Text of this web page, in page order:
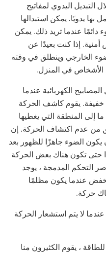
التبديل اليدوي لمفاتيح
بها يدويًا. يمكن استبدالها
عندما تريد ذلك. يمكن
إذا كنت بعيدًا عن
الخارجي وينطلق في وقته
الأشخاص في المنزل.
الكهربائية عندما
يقوم كاشف الحركة
إلى المنطقة التي يغطيها
من عدم اكتشاف الحركة. إن
الضوء جاهزًا للظهور بعد
حتى تكون هناك بعض الحركة
التحكم المدمجة ، يوجد
عندما يكون مظلمًا
حركة.
لا يتم استشعار الحركة
، يقوم الكثيرون منا